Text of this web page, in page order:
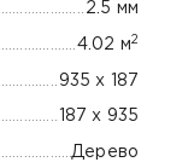
2.5 мм
4.02 м2
935 х 187
187 х 935
Дерево